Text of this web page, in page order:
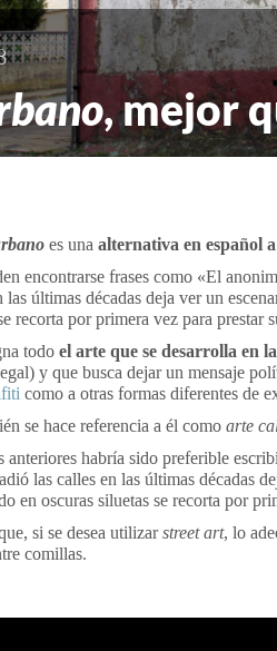
, mejor
es una alternativa en español a
encontrarse frases como «El
las últimas décadas deja ver un
recorta por primera vez para prestar
todo el arte que se desarrolla en
y que busca dejar un mensaje
como a otras formas diferentes de
se hace referencia a él como arte
anteriores habría sido preferible
las calles en las últimas décadas
en oscuras siluetas se recorta por
si se desea utilizarstreet art, lo
comillas.